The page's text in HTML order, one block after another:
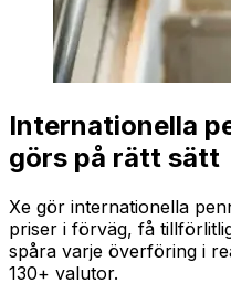
Internationella
görs på rätt sätt
Xe gör internationella
priser i förväg, få
spåra varje överföring i
130+ valutor.